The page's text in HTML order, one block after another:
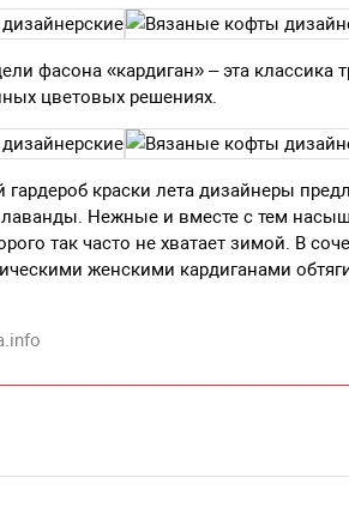
фасона «кардиган» – эта
цветовых решениях.
гардероб краски лета дизайнеры
Нежные и вместе с тем
так часто не хватает зимой. В
женскими кардиганами